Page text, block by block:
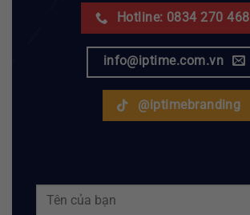
Hotline: 0834 270 468
info@iptime.com.vn
@iptimebranding